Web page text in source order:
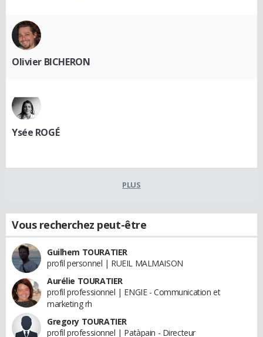
Olivier BICHERON
Ysée ROGÉ
PLUS
Vous recherchez peut-être
Guilhem TOURATIER
profil personnel | RUEIL MALMAISON
Aurélie TOURATIER
profil professionnel | ENGIE - Communication et
marketing rh
Gregory TOURATIER
profil professionnel | Patàpain - Directeur